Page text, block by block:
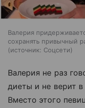
Валерия
сохранять привычный
источник: Соцсети
Валерия не раз
диеты и не верит
Вместо этого